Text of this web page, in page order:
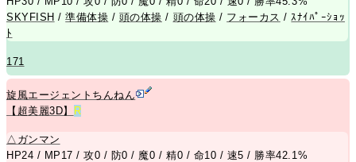
SKYFISH /準備体操 / 頭の体操 / 頭の体操 / フォーカス / ｽﾅｲﾊﾟｰｼｮｯ
ﾄ
171
旋風エージェントちんねん
【超美麗3D】 R
△ ガンマン
HP24 / MP17 / 攻0 / 防0 / 魔0 / 精0 / 命10 / 速5 / 勝率42.1%